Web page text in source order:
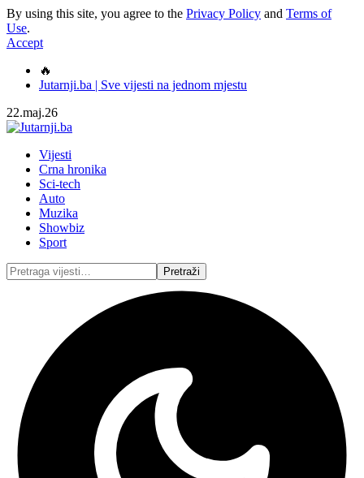
By using this site, you agree to the Privacy Policy and Terms of
Use.
Accept
🔥
Jutarnji.ba | Sve vijesti na jednom mjestu
22.maj.26
Vijesti
Crna hronika
Sci-tech
Auto
Muzika
Showbiz
Sport